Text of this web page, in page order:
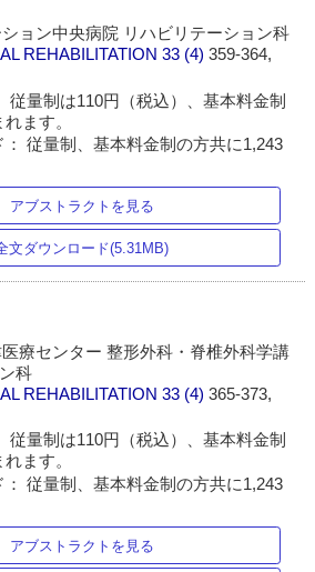
ョン中央病院 リハビリテーション科
REHABILITATION 33 (4)359-364,
従量制は110円（税込）、基本料金制
ます。
従量制、基本料金制の方共に1,243
アブストラクトを見る
文ダウンロード(5.31MB)
療センター 整形外科・脊椎外科学講
科
REHABILITATION 33 (4)365-373,
従量制は110円（税込）、基本料金制
ます。
従量制、基本料金制の方共に1,243
アブストラクトを見る